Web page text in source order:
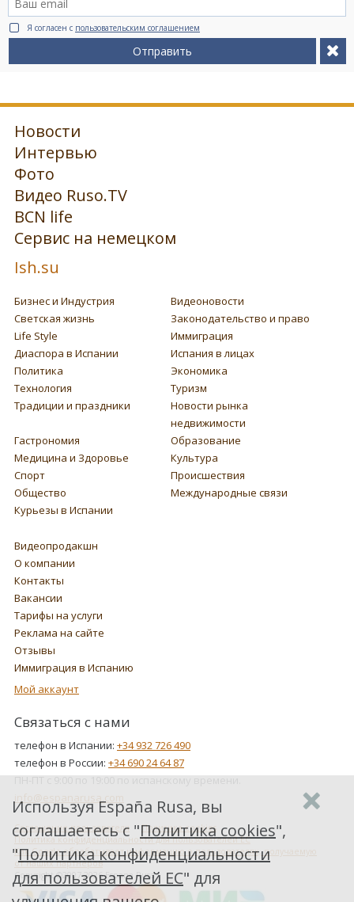
Я согласен с пользовательским соглашением
Отправить
Новости
Интервью
Фото
Видео Ruso.TV
BCN life
Сервис на немецком
Ish.su
Бизнес и Индустрия
Видеоновости
Светская жизнь
Законодательство и право
Life Style
Иммиграция
Диаспора в Испании
Испания в лицах
Политика
Экономика
Технология
Туризм
Традиции и праздники
Новости рынка
недвижимости
Гастрономия
Образование
Медицина и Здоровье
Культура
Спорт
Происшествия
Общество
Международные связи
Курьезы в Испании
Видеопродакшн
О компании
Контакты
Вакансии
Тарифы на услуги
Реклама на сайте
Отзывы
Иммиграция в Испанию
Мой аккаунт
Связаться с нами
телефон в Испании: +34 932 726 490
телефон в России: +34 690 24 64 87
ПН-ПТ с 9:00 по 19:00 по испанскому времени.
info@espanarusa.com
Соглашение пользователя
Политика cookies
Политика конфиденциальности для пользователей ЕС
Как Google обрабатывает информацию о пользователях, получаемую
от наших партнеров
Copyright ©2007-2026 Espana Rusa
Используя España Rusa, вы
соглашаетесь с "Политика cookies",
"Политика конфиденциальности
для пользователей ЕС" для